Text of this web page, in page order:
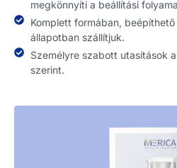
megkönnyíti a beállítási
Komplett formában,
állapotban szállítjuk.
Személyre szabott utasítások
szerint.